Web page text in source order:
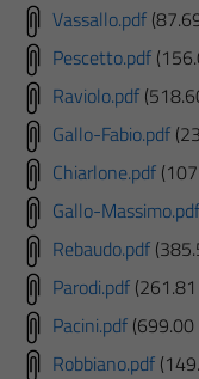
Vassallo.pdf
Pescetto.pdf
Raviolo.pdf
Gallo-Fabio.pdf
Chiarlone.pdf
Gallo-Massimo.pdf
Rebaudo.pdf
Parodi.pdf
Pacini.pdf
Robbiano.pdf